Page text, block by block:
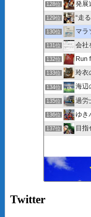
128位 発展
129位 “走
130位 マラソ
131位 会社
132位 Run
133位 玲衣
134位 海辺
135位 過労
136位 ゆき
137位
目指
Twitter